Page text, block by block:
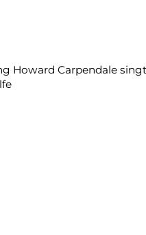
Howard Carpendale